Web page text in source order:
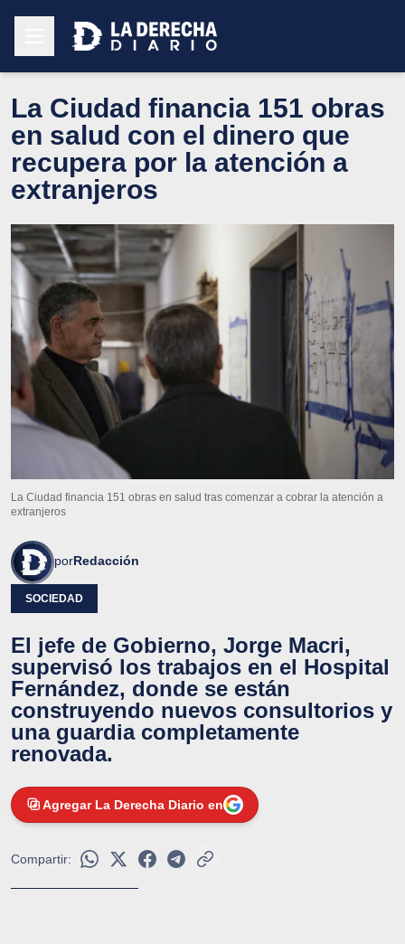
La Ciudad financia 151 obras
en salud con el dinero que
recupera por la atención a
extranjeros
La Ciudad financia 151 obras en salud tras comenzar a cobrar la atención a
extranjeros
porRedacción
SOCIEDAD
El jefe de Gobierno, Jorge Macri,
supervisó los trabajos en el Hospital
Fernández, donde se están
construyendo nuevos consultorios y
una guardia completamente
renovada.
Agregar La Derecha Diario en
Compartir: